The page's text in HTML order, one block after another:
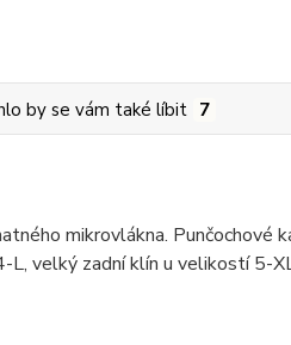
by se vám také líbit 7
mikrovlákna. Punčochové
velký zadní klín u velikostí 5-